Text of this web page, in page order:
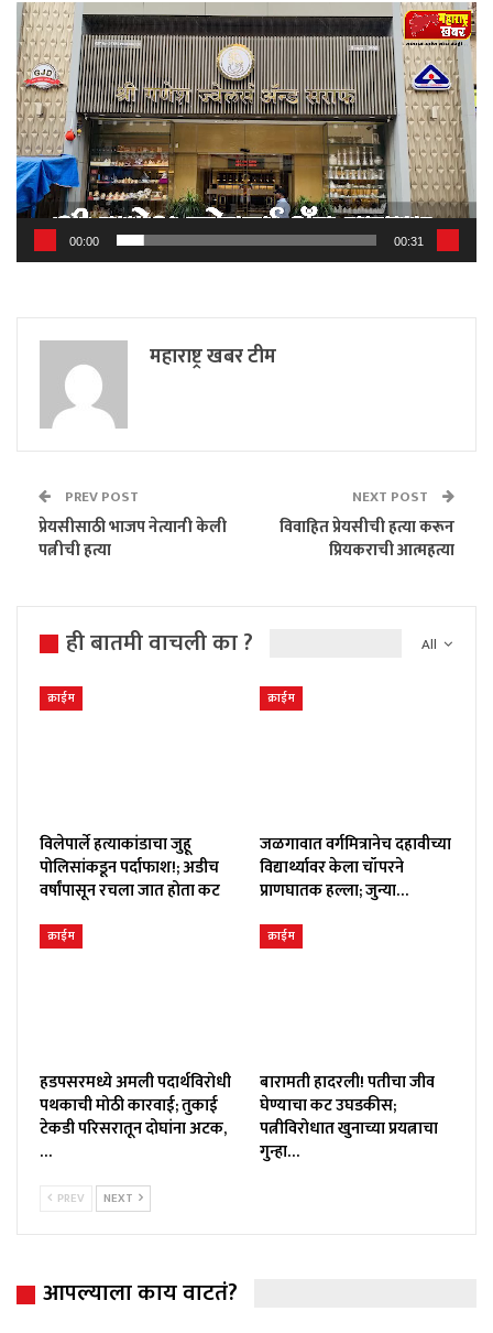
Video
Player
00:00 00:31
महाराष्ट्र खबर टीम
PREV POST
प्रेयसीसाठी भाजप नेत्यानी केली
पत्नीची हत्या
NEXT POST
विवाहित प्रेयसीची हत्या करून
प्रियकराची आत्महत्या
All
ही बातमी वाचली का ?
क्राईम
विलेपार्ले हत्याकांडाचा जुहू
पोलिसांकडून पर्दाफाश!; अडीच
वर्षांपासून रचला जात होता कट
क्राईम
जळगावात वर्गमित्रानेच दहावीच्या
विद्यार्थ्यावर केला चॉपरने
प्राणघातक हल्ला; जुन्या…
क्राईम
हडपसरमध्ये अमली पदार्थविरोधी
पथकाची मोठी कारवाई; तुकाई
टेकडी परिसरातून दोघांना अटक,
…
क्राईम
बारामती हादरली! पतीचा जीव
घेण्याचा कट उघडकीस;
पत्नीविरोधात खुनाच्या प्रयत्नाचा
गुन्हा…
PREV NEXT
आपल्याला काय वाटतं?